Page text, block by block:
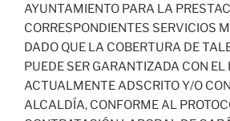
AYUNTAMIENTO PARA LA
CORRESPONDIENTES SERVICIOS
DADO QUE LA COBERTURA DE
PUEDE SER GARANTIZADA CON EL
ACTUALMENTE ADSCRITO Y/O
ALCALDÍA, CONFORME AL